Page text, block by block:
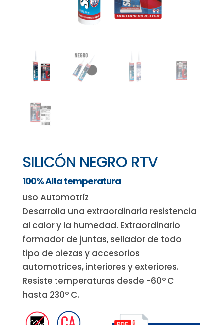
SILICÓN NEGRO RTV
100% Alta temperatura
Uso Automotríz
Desarrolla una extraordinaria resistencia
al calor y la humedad. Extraordinario
formador de juntas, sellador de todo
tipo de piezas y accesorios
automotrices, interiores y exteriores.
Resiste temperaturas desde -60° C
hasta 230° C.